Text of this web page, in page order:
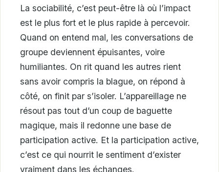
La sociabilité, c’est peut-être là où l’impact
est le plus fort et le plus rapide à percevoir.
Quand on entend mal, les conversations de
groupe deviennent épuisantes, voire
humiliantes. On rit quand les autres rient
sans avoir compris la blague, on répond à
côté, on finit par s’isoler. L’appareillage ne
résout pas tout d’un coup de baguette
magique, mais il redonne une base de
participation active. Et la participation active,
c’est ce qui nourrit le sentiment d’exister
vraiment dans les échanges.